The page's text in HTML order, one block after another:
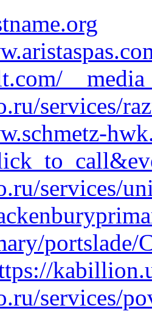
services/
services/
portslade/
services/